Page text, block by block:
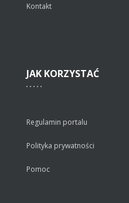
Kontakt
JAK KORZYSTAĆ
Regulamin portalu
Polityka prywatności
Pomoc